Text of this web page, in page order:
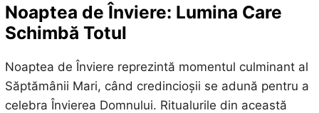
Noaptea de Înviere: Lumina Care
Schimbă Totul
Noaptea de Înviere reprezintă momentul culminant al
Săptămânii Mari, când credincioșii se adună pentru a
celebra Învierea Domnului. Ritualurile din această